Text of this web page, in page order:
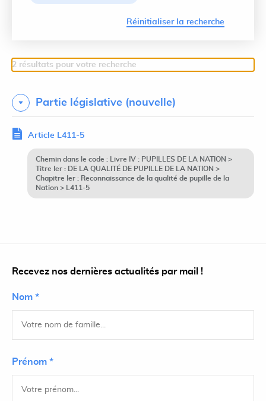
Réinitialiser la recherche
2 résultats pour votre recherche
Partie législative (nouvelle)
Article L411-5
Chemin dans le code : Livre IV : PUPILLES DE LA NATION >
Titre Ier : DE LA QUALITÉ DE PUPILLE DE LA NATION >
Chapitre Ier : Reconnaissance de la qualité de pupille de la
Nation > L411-5
Recevez nos dernières actualités par mail !
Nom *
Prénom *